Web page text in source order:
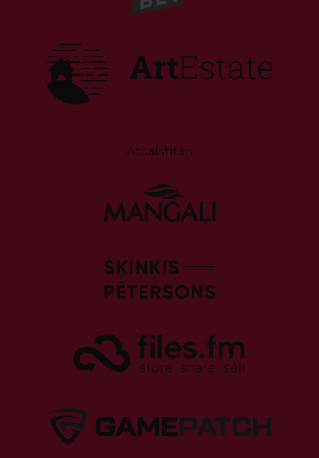
Atbalstītāji